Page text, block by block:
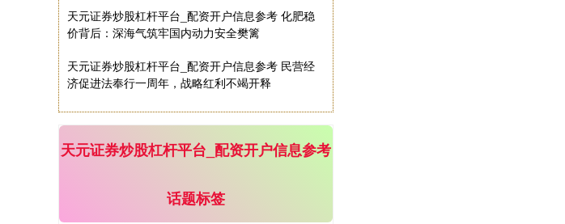
深证成指 14311.01 +200.89 +1.42%
天元证券炒股杠杆平台_配资开户信息参考 化肥稳
价背后：深海气筑牢国内动力安全樊篱
天元证券炒股杠杆平台_配资开户信息参考 民营经
济促进法奉行一周年，战略红利不竭开释
天元证券炒股杠杆平台_配资开户信息参考
话题标签